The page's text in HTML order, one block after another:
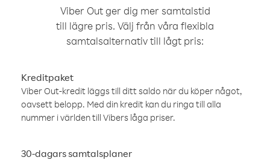
Viber Out ger dig mer samtalstid
till lägre pris. Välj från våra flexibla
samtalsalternativ till lågt pris:
Kreditpaket
Viber Out-kredit läggs till ditt saldo när du köper något,
oavsett belopp. Med din kredit kan du ringa till alla
nummer i världen till Vibers låga priser.
30-dagars samtalsplaner